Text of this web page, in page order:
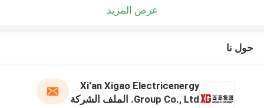
عرض المزيد
حول نا
Xi'an Xigao Electricenergy
Group Co., Ltd. الملف الشركة